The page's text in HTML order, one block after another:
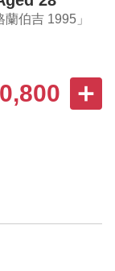
伯吉 1995」